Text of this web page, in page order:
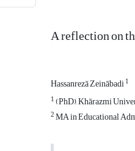
A reflection on
Hassanrezā Zeinābadi1
1(PhD), Khārazmi
2MA in Educational